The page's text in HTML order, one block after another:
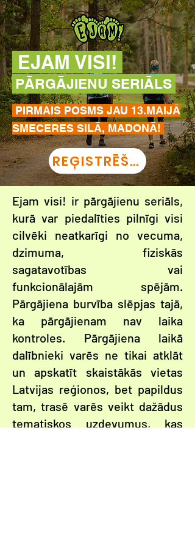
EJAM VISI!
PĀRGĀJIENU SERIĀLS
PIRMAIS POSMS JAU 13.MAIJĀ
SMECERES SILĀ, MADONĀ!
REĢISTRĒŠANĀS
Ejam visi! ir pārgājienu seriāls,
kurā var piedalīties pilnīgi visi
cilvēki neatkarīgi no vecuma,
dzimuma, fiziskās
sagatavotības vai
funkcionālajām spējām.
Pārgājiena burvība slēpjas tajā,
ka pārgājienam nav laika
kontroles. Pārgājiena laikā
dalībnieki varēs ne tikai atklāt
un apskatīt skaistākās vietas
Latvijas reģionos, bet papildus
tam, trasē varēs veikt dažādus
tematiskos uzdevumus, kas